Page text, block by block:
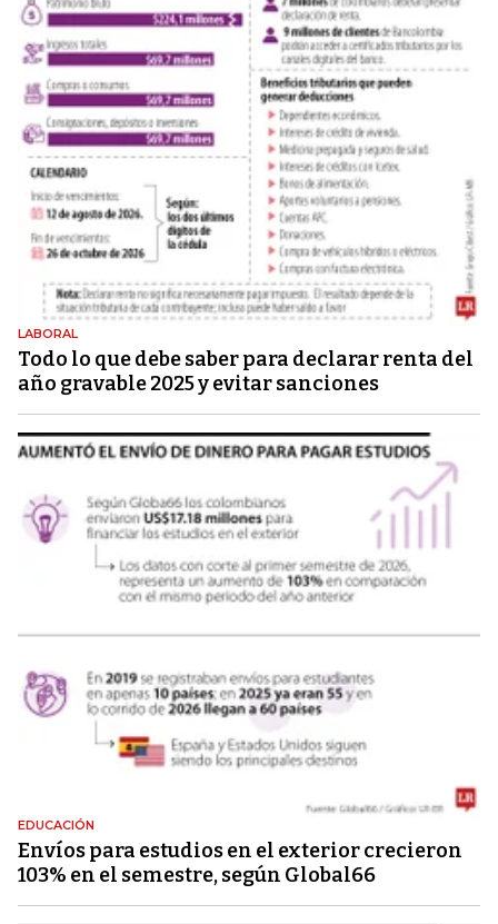
LABORAL
Todo lo que debe saber para declarar renta del
año gravable 2025 y evitar sanciones
EDUCACIÓN
Envíos para estudios en el exterior crecieron
103% en el semestre, según Global66